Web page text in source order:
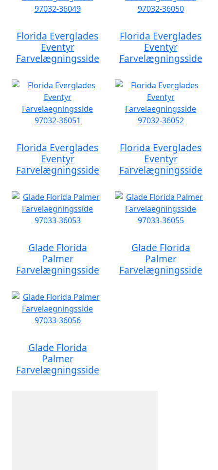
Florida Everglades
Eventyr
Farvelægningsside
Florida Everglades
Eventyr
Farvelægningsside
Florida Everglades
Eventyr
Farvelægningsside
Florida Everglades
Eventyr
Farvelægningsside
Glade Florida
Palmer
Farvelægningsside
Glade Florida
Palmer
Farvelægningsside
Glade Florida
Palmer
Farvelægningsside